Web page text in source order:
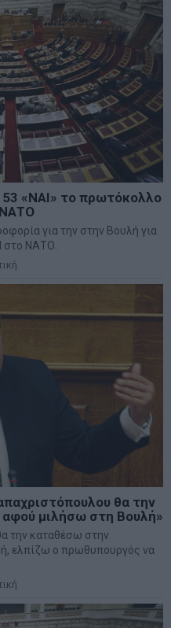
«ΝΑΙ» το πρωτόκολλο
για την στην Βουλή για
στο ΝΑΤΟ.
θα την
μιλήσω στη Βουλή»
την καταθέσω στην
ελπίζω ο πρωθυπουργός να